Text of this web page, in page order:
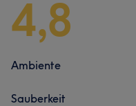
4,8
Ambiente
Sauberkeit